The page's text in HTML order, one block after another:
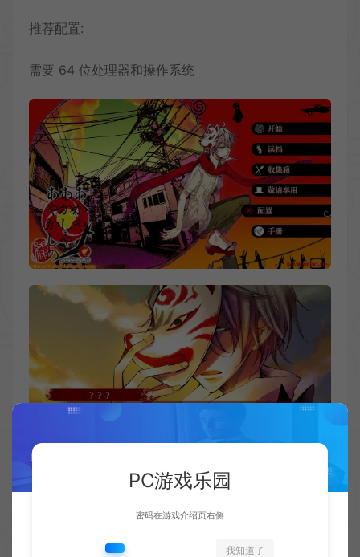
推荐配置:
需要 64 位处理器和操作系统
PC游戏乐园
密码在游戏介绍页右侧
我知道了